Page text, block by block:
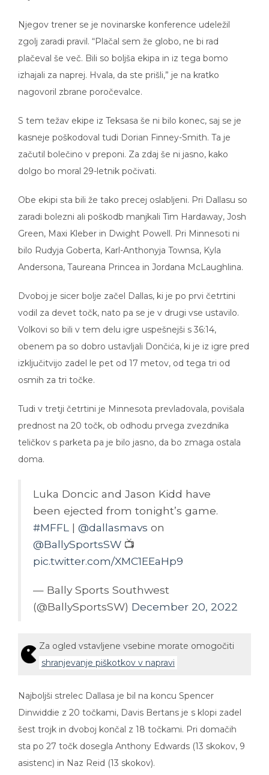
zgolj zaradi pravil. “Plačal sem že globo, ne bi rad
plačeval še več. Bili so boljša ekipa in iz tega bomo
izhajali za naprej. Hvala, da ste prišli,” je na kratko
nagovoril zbrane poročevalce.
kasneje poškodoval tudi Dorian Finney-Smith. Ta je
začutil bolečino v preponi. Za zdaj še ni jasno, kako
dolgo bo moral 29-letnik počivati.
zaradi bolezni ali poškodb manjkali Tim Hardaway, Josh
Green, Maxi Kleber in Dwight Powell. Pri Minnesoti ni
bilo Rudyja Goberta, Karl-Anthonyja Townsa, Kyla
Andersona, Taureana Princea in Jordana McLaughlina.
vodil za devet točk, nato pa se je v drugi vse ustavilo.
Volkovi so bili v tem delu igre uspešnejši s 36:14,
obenem pa so dobro ustavljali Dončića, ki je iz igre pred
izključitvijo zadel le pet od 17 metov, od tega tri od
osmih za tri točke.
prednost na 20 točk, ob odhodu prvega zvezdnika
teličkov s parketa pa je bilo jasno, da bo zmaga ostala
been ejected from tonight’s game.
#MFFL| @dallasmavs on
@BallySportsSW 📺
pic.twitter.com/XMC1EEaHp9
(@BallySportsSW)December 20, 2022
shranjevanje piškotkov v napravi
Dinwiddie z 20 točkami, Davis Bertans je s klopi zadel
šest trojk in dvoboj končal z 18 točkami. Pri domačih
sta po 27 točk dosegla Anthony Edwards (13 skokov, 9
asistenc) in Naz Reid (13 skokov).